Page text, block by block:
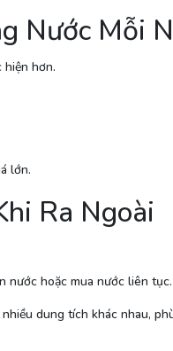
Nước Mỗi
hơn.
lớn.
Ra Ngoài
nước hoặc mua nước liên tục.
dung tích khác nhau,